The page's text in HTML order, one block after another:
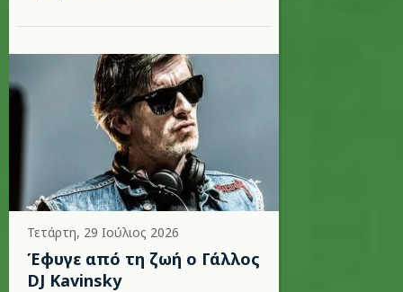
Τετάρτη, 29 Ιούλιος 2026
Έφυγε από τη ζωή ο Γάλλος
DJ Kavinsky